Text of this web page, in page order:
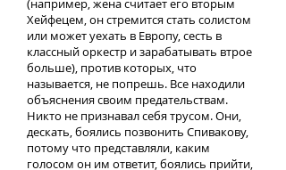
(например, жена считает его вторым
Хейфецем, он стремится стать солистом
или может уехать в Европу, сесть в
классный оркестр и зарабатывать втрое
больше), против которых, что
называется, не попрешь. Все находили
объяснения своим предательствам.
Никто не признавал себя трусом. Они,
дескать, боялись позвонить Спивакову,
потому что представляли, каким
голосом он им ответит, боялись прийти,